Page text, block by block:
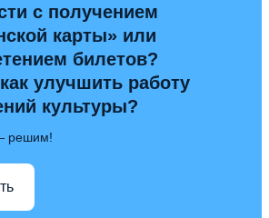
с получением
карты» или
билетов?
улучшить работу
культуры?
решим!